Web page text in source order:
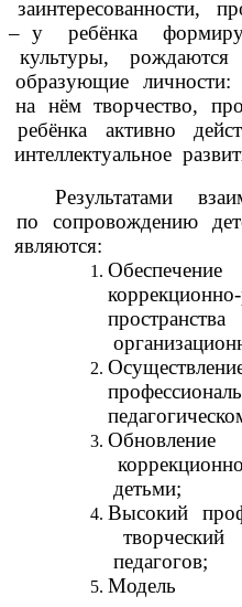
заинтересованности,
– у ребёнка
культуры,
образующие личности:
на нём творчество,
ребёнка активно
интеллектуальное
Результатами
по сопровождению
являются:
коррекционно-
детьми;
Высокий
педагогов;
Модель